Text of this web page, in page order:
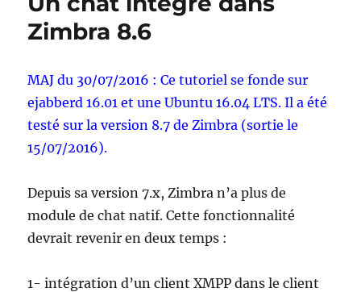
Zimbra 8.6
MAJ du 30/07/2016 : Ce tutoriel se fonde sur
ejabberd 16.01 et une Ubuntu 16.04 LTS. Il a été
testé sur la version 8.7 de Zimbra (sortie le
15/07/2016).
Depuis sa version 7.x, Zimbra n’a plus de
module de chat natif. Cette fonctionnalité
devrait revenir en deux temps :
1- intégration d’un client XMPP dans le client